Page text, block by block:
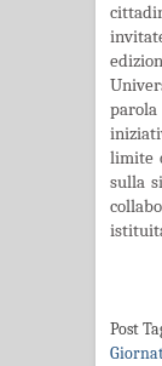
limite
sulla
Post